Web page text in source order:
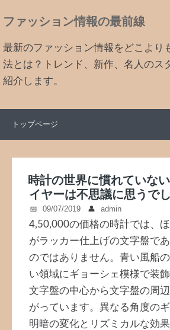
ファッション情報の最前線
最新のファッション情報をどこより
法とは？トレンド、新作、名人のス
紹介します。
トップページ
時計の世界に慣れていな
イヤーは不思議に思うで
09/07/2019 admin
4,50,000の価格の時計では、
がラッカー仕上げの文字盤で
のではありません。青い風船
い領域にギョーシェ模様で装飾
文字盤の中心から文字盤の周
がっています。異なる角度のギ
明暗の変化とリズミカルな効果